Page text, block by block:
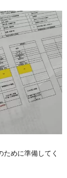
めに準備してく